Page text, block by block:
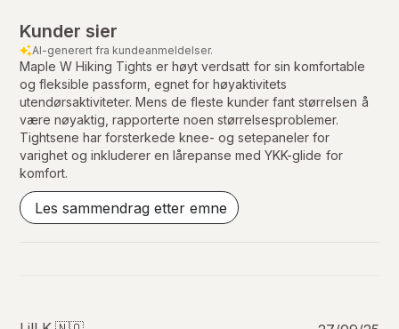
Kunder sier
AI-generert fra kundeanmeldelser.
Maple W Hiking Tights er høyt verdsatt for sin komfortable
og fleksible passform, egnet for høyaktivitets
utendørsaktiviteter. Mens de fleste kunder fant størrelsen å
være nøyaktig, rapporterte noen størrelsesproblemer.
Tightsene har forsterkede knee- og setepaneler for
varighet og inkluderer en lårepanse med YKK-glide for
komfort.
Les sammendrag etter emne